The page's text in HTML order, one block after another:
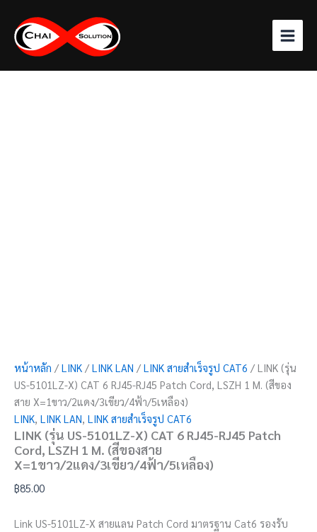
content
หน้าหลัก / LINK / LINK LAN / LINK สายสำเร็จรูป CAT6 / LINK (รุ่น
US-5101LZ-X) CAT 6 RJ45-RJ45 Patch Cord, LSZH 1 M. (สีของ
สาย X=1ขาว/2แดง/3เขียว/4ฟ้า/5เหลือง)
LINK, LINK LAN, LINK สายสำเร็จรูป CAT6
LINK (รุ่น US-5101LZ-X) CAT 6 RJ45-RJ45 Patch
Cord, LSZH 1 M. (สีของสาย
X=1ขาว/2แดง/3เขียว/4ฟ้า/5เหลือง)
฿85.00
Link US-5101LZ-X สายแลน Patch Cord มาตรฐาน Cat6 รองรับ
LINK
(รุ่น
US-